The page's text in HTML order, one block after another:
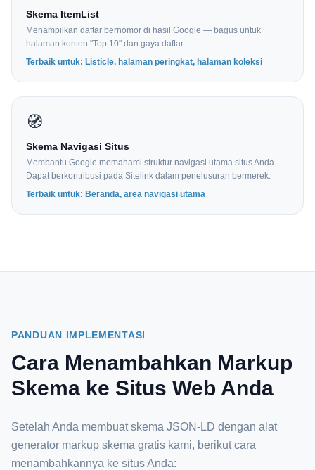
Skema ItemList
Menampilkan daftar bernomor di hasil Google — bagus untuk
halaman konten "Top 10" dan gaya daftar.
Terbaik untuk: Listicle, halaman peringkat, halaman koleksi
🧭
Skema Navigasi Situs
Membantu Google memahami struktur navigasi utama situs Anda.
Dapat berkontribusi pada Sitelink dalam penelusuran bermerek.
Terbaik untuk: Beranda, area navigasi utama
PANDUAN IMPLEMENTASI
Cara Menambahkan Markup
Skema ke Situs Web Anda
Setelah Anda membuat skema JSON-LD dengan alat
generator markup skema gratis kami, berikut cara
menambahkannya ke situs Anda: